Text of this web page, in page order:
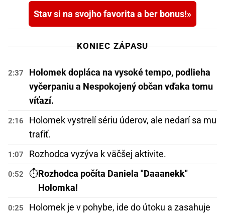
Stav si na svojho favorita a ber bonus!
KONIEC ZÁPASU
2:37
Holomek dopláca na vysoké tempo, podlieha
vyčerpaniu a Nespokojený občan vďaka tomu
víťazí.
2:16
Holomek vystrelí sériu úderov, ale nedarí sa mu
trafiť.
1:07 Rozhodca vyzýva k väčšej aktivite.
0:52 ⏱️Rozhodca počíta Daniela "Daaanekk"
Holomka!
0:25
Holomek je v pohybe, ide do útoku a zasahuje